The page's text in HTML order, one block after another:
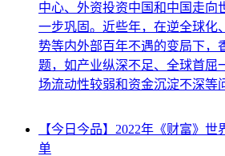
中心、外资投资中国和中国走向
一步巩固。近些年，在逆全球化
势等内外部百年不遇的变局下，
题，如产业纵深不足、全球首屈
场流动性较弱和资金沉淀不深等
【今日今品】2022年《财富》世
单